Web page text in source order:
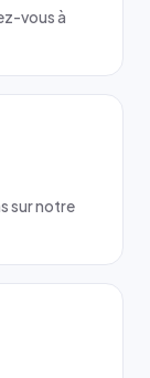
vous à
sur notre